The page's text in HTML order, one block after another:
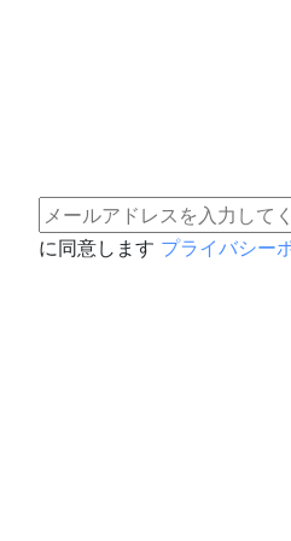
に同意します プライバシー